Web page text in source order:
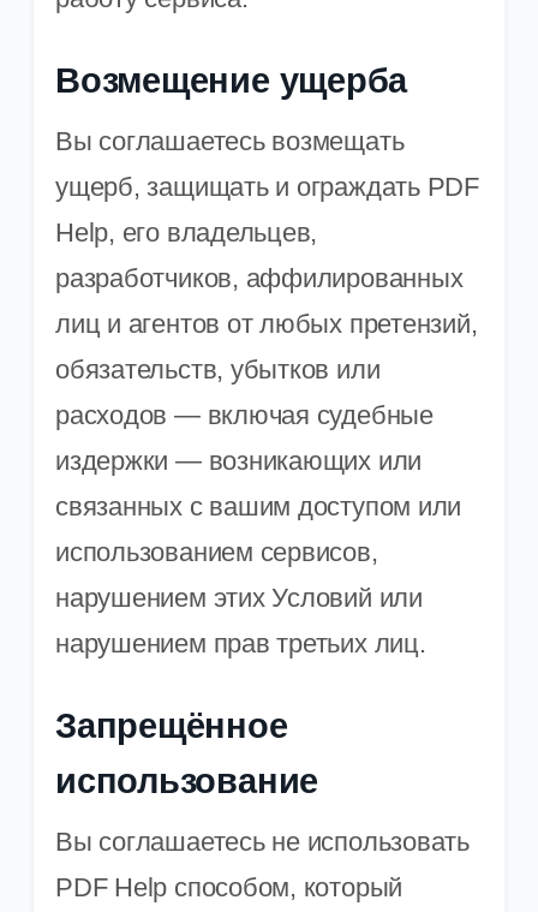
Возмещение ущерба
Вы соглашаетесь возмещать
ущерб, защищать и ограждать PDF
Help, его владельцев,
разработчиков, аффилированных
лиц и агентов от любых претензий,
обязательств, убытков или
расходов — включая судебные
издержки — возникающих или
связанных с вашим доступом или
использованием сервисов,
нарушением этих Условий или
нарушением прав третьих лиц.
Запрещённое
использование
Вы соглашаетесь не использовать
PDF Help способом, который